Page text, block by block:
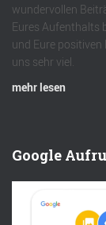
wundervollen
Eures Aufenthalts
und Eure positiven
uns sehr viel.
mehr lesen
Google